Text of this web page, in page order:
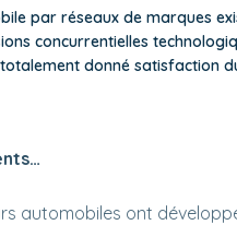
par réseaux de marques
concurrentielles
donné satisfaction
automobiles ont